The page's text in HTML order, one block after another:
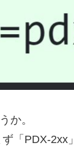
か。
ず「PDX-